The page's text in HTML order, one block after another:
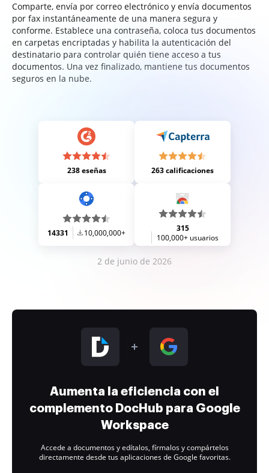
Comparte, envía por correo electrónico y envía documentos
por fax instantáneamente de una manera segura y
conforme. Establece una contraseña, coloca tus documentos
en carpetas encriptadas y habilita la autenticación del
destinatario para controlar quién tiene acceso a tus
documentos. Una vez finalizado, mantiene tus documentos
seguros en la nube.
238 eseñas 263 calificaciones
14331 10,000,000+
315
100,000+ usuarios
2 de junio de 2026
Aumenta la eficiencia con el
complemento DocHub para Google
Workspace
Accede a documentos y edítalos, fírmalos y compártelos
directamente desde tus aplicaciones de Google favoritas.